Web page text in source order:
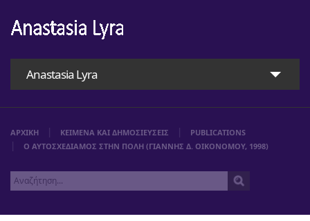
Anastasia Lyra
ΑΡΧΙΚΗ ΚΕΙΜΕΝΑ ΚΑΙ ΔΗΜΟΣΙΕΥΣΕΙΣ
PUBLICATIONS
Ο ΑΥΤΟΣΧΕΔΙΑΜΟΣ ΣΤΗΝ ΠΟΛΗ (ΓΙΑΝΝΗΣ Δ. ΟΙΚΟΝΟΜΟΥ, 1998)